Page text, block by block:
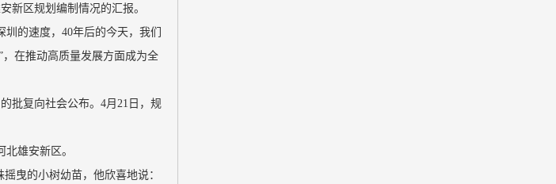
新区规划编制情况的汇报。
的速度，40年后的今天，我们
，在推动高质量发展方面成为全
批复向社会公布。4月21日，规
雄安新区。
曳的小树幼苗，他欣喜地说：